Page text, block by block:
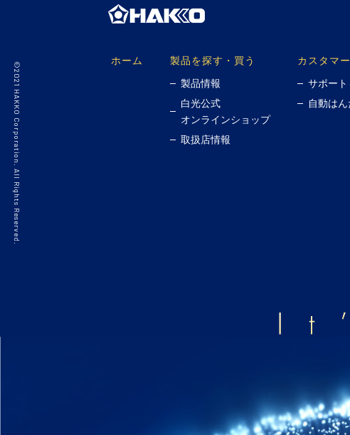
ホーム 製品を探す・買う
製品情報
白光公式
オンラインショップ
取扱店情報
カスタマ
サポート
自動は
©2021 HAKKO Corporation. All Rights Reserved.